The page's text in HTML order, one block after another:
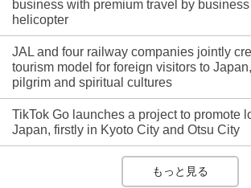
business with premium travel by business
helicopter
JAL and four railway companies jointly
tourism model for foreign visitors to
pilgrim and spiritual cultures
TikTok Go launches a project to promote
Japan, firstly in Kyoto City and Otsu City
もっと見る